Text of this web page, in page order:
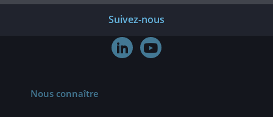
Suivez-nous
 
Nous connaître